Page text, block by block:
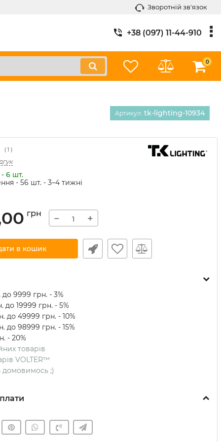
Зворотній зв'язок
+38 (097) 11-44-910
0
Артикул: tk-lighting-10934
( 1 )
- 6 шт.
- 56 шт. - 3–4 тижні
грн − +
в кошик
до 9999 грн. - 3%
до 19999 грн. - 5%
до 49999 грн. - 10%
до 98999 грн. - 15%
- 20%
товарів
VOLTER™
домовимось ;)